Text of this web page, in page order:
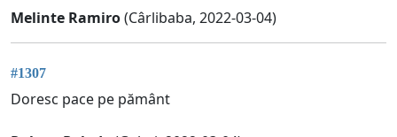
Melinte Ramiro(Cârlibaba, 2022-03-04)
#1307
Doresc pace pe pământ